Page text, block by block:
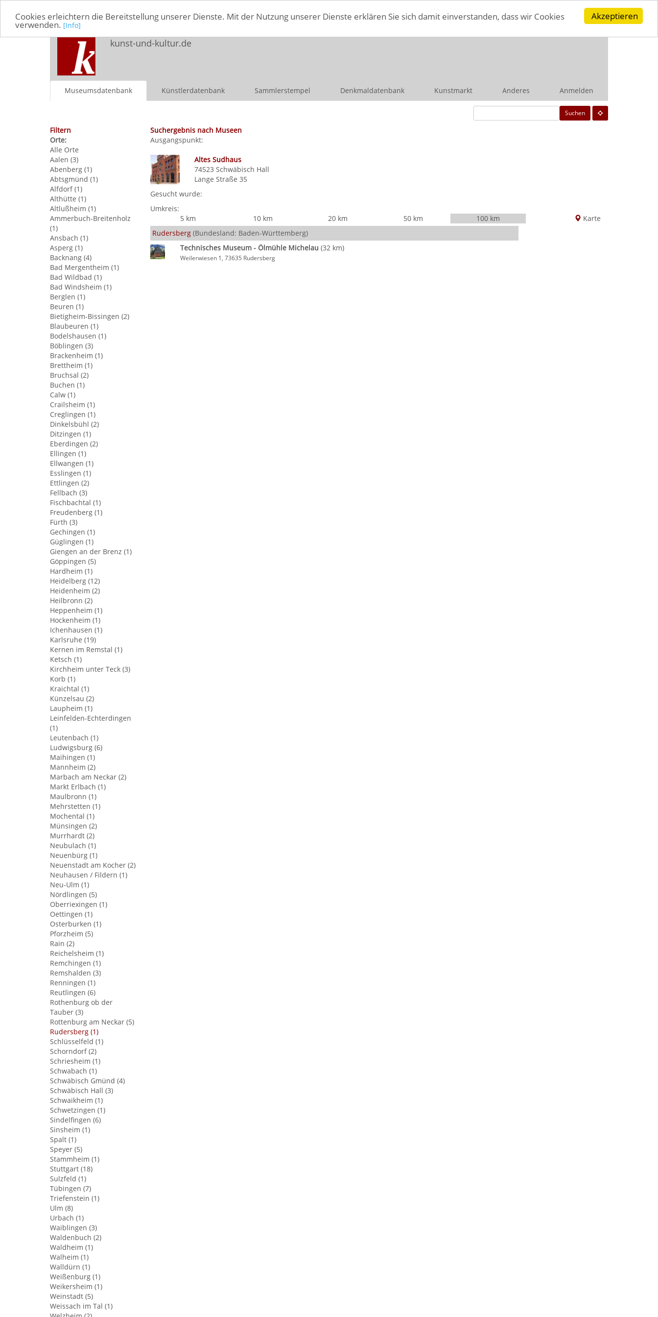
Akzeptieren
Cookies erleichtern die Bereitstellung unserer Dienste. Mit der Nutzung unserer Dienste erklären Sie sich damit einverstanden, dass wir Cookies
verwenden. [Info]
kunst-und-kultur.de
Museumsdatenbank Künstlerdatenbank Sammlerstempel Denkmaldatenbank Kunstmarkt Anderes Anmelden
Suchen
Filtern
Orte:
Alle Orte
Aalen (3)
Abenberg (1)
Abtsgmünd (1)
Alfdorf (1)
Althütte (1)
Altlußheim (1)
Ammerbuch-Breitenholz
(1)
Ansbach (1)
Asperg (1)
Backnang (4)
Bad Mergentheim (1)
Bad Wildbad (1)
Bad Windsheim (1)
Berglen (1)
Beuren (1)
Bietigheim-Bissingen (2)
Blaubeuren (1)
Bodelshausen (1)
Böblingen (3)
Brackenheim (1)
Brettheim (1)
Bruchsal (2)
Buchen (1)
Calw (1)
Crailsheim (1)
Creglingen (1)
Dinkelsbühl (2)
Ditzingen (1)
Eberdingen (2)
Ellingen (1)
Ellwangen (1)
Esslingen (1)
Ettlingen (2)
Fellbach (3)
Fischbachtal (1)
Freudenberg (1)
Fürth (3)
Gechingen (1)
Güglingen (1)
Giengen an der Brenz (1)
Göppingen (5)
Hardheim (1)
Heidelberg (12)
Heidenheim (2)
Heilbronn (2)
Heppenheim (1)
Hockenheim (1)
Ichenhausen (1)
Karlsruhe (19)
Kernen im Remstal (1)
Ketsch (1)
Kirchheim unter Teck (3)
Korb (1)
Kraichtal (1)
Künzelsau (2)
Laupheim (1)
Leinfelden-Echterdingen
(1)
Leutenbach (1)
Ludwigsburg (6)
Maihingen (1)
Mannheim (2)
Marbach am Neckar (2)
Markt Erlbach (1)
Maulbronn (1)
Mehrstetten (1)
Mochental (1)
Münsingen (2)
Murrhardt (2)
Neubulach (1)
Neuenbürg (1)
Neuenstadt am Kocher (2)
Neuhausen / Fildern (1)
Neu-Ulm (1)
Nördlingen (5)
Oberriexingen (1)
Oettingen (1)
Osterburken (1)
Pforzheim (5)
Rain (2)
Reichelsheim (1)
Remchingen (1)
Remshalden (3)
Renningen (1)
Reutlingen (6)
Rothenburg ob der
Tauber (3)
Rottenburg am Neckar (5)
Rudersberg (1)
Schlüsselfeld (1)
Schorndorf (2)
Schriesheim (1)
Schwabach (1)
Schwäbisch Gmünd (4)
Schwäbisch Hall (3)
Schwaikheim (1)
Schwetzingen (1)
Sindelfingen (6)
Sinsheim (1)
Spalt (1)
Speyer (5)
Stammheim (1)
Stuttgart (18)
Sulzfeld (1)
Tübingen (7)
Triefenstein (1)
Ulm (8)
Urbach (1)
Waiblingen (3)
Waldenbuch (2)
Waldheim (1)
Walheim (1)
Walldürn (1)
Weißenburg (1)
Weikersheim (1)
Weinstadt (5)
Weissach im Tal (1)
Suchergebnis nach Museen
Ausgangspunkt:
Altes Sudhaus
74523Schwäbisch Hall
Lange Straße 35
Gesucht wurde:
Umkreis:
5 km
10 km 20 km 50 km 100 km
Karte
Rudersberg (Bundesland: Baden-Württemberg)
Technisches Museum - Ölmühle Michelau (32 km)
Weilerwiesen 1, 73635 Rudersberg